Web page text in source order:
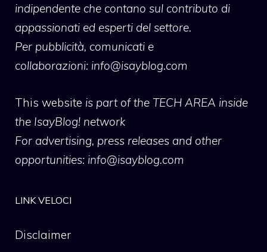
indipendente che contano sul contributo di
appassionati ed esperti del settore.
Per pubblicità, comunicati e
collaborazioni: info@isayblog.com
This website is part of the TECH AREA inside
the IsayBlog! network
For advertising, press releases and other
opportunities: info@isayblog.com
LINK VELOCI
Disclaimer